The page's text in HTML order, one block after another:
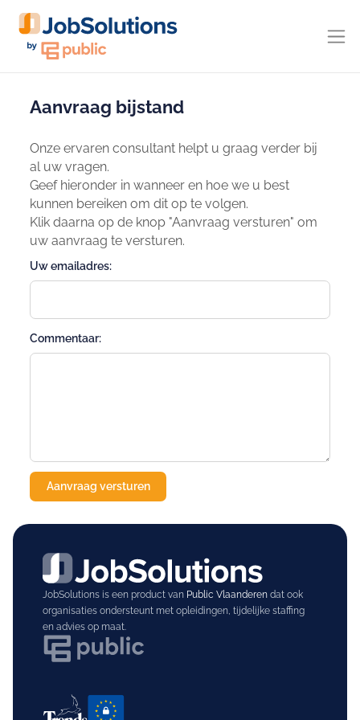
Aanvraag bijstand
Onze ervaren consultant helpt u graag verder bij
al uw vragen.
Geef hieronder in wanneer en hoe we u best
kunnen bereiken om dit op te volgen.
Klik daarna op de knop "Aanvraag versturen" om
uw aanvraag te versturen.
Uw emailadres:
Commentaar:
JobSolutions is een product van Public Vlaanderendat ook
organisaties ondersteunt met opleidingen, tijdelijke staffing
en advies op maat.